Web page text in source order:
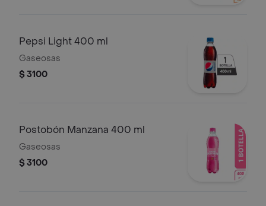
Pepsi Light 400 ml
Gaseosas
$ 3100
Postobón Manzana 400 ml
Gaseosas
$ 3100